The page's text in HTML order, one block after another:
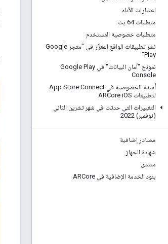
اعتبارات الأداء
متطلبات 64 بت
متطلبات خصوصية المستخدم
نشر تطبيقات الواقع المعزّز في "متجر Google
Play"
نموذج "أمان البيانات" في Google Play
Console
أسئلة الخصوصية في App Store Connect
لتطبيقات ARCore i OS
التغييرات التي حدثت في شهر تشرين الثاني
(نوفمبر) 2022
مصادر إضافية
شهادة الجهاز
منتدى
بنود الخدمة الإضافية في ARCore